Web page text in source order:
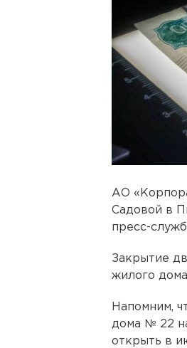
АО
Садовой в
пресс-
Закрытие
жилого
Напомним,
дома № 22
открыть в